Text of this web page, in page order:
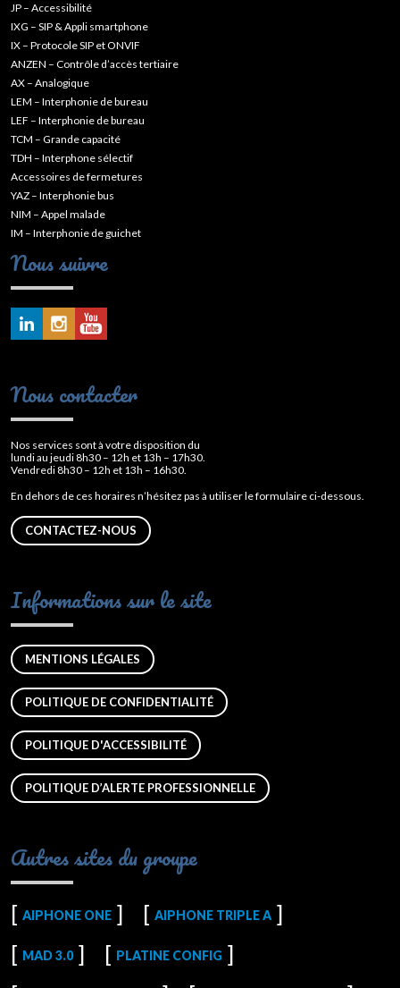
JP – Accessibilité
IXG – SIP & Appli smartphone
IX – Protocole SIP et ONVIF
ANZEN – Contrôle d’accès tertiaire
AX – Analogique
LEM – Interphonie de bureau
LEF – Interphonie de bureau
TCM – Grande capacité
TDH – Interphone sélectif
Accessoires de fermetures
YAZ – Interphonie bus
NIM – Appel malade
IM – Interphonie de guichet
Nous suivre
Nous contacter
Nos services sont à votre disposition du
lundi au jeudi 8h30 – 12h et 13h – 17h30.
Vendredi 8h30 – 12h et 13h – 16h30.
En dehors de ces horaires n’hésitez pas à utiliser le formulaire ci-dessous.
CONTACTEZ-NOUS
Informations sur le site
MENTIONS LÉGALES
POLITIQUE DE CONFIDENTIALITÉ
POLITIQUE D'ACCESSIBILITÉ
POLITIQUE D’ALERTE PROFESSIONNELLE
Autres sites du groupe
AIPHONE ONE AIPHONE TRIPLE A
MAD 3.0 PLATINE CONFIG